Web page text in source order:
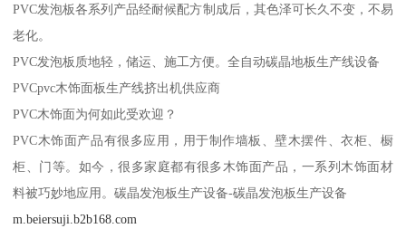
PVC发泡板各系列产品经耐候配方制成后，其色泽可长久不变，不易
老化。
PVC发泡板质地轻，储运、施工方便。全自动碳晶地板生产线设备
PVCpvc木饰面板生产线挤出机供应商
PVC木饰面为何如此受欢迎？
PVC木饰面产品有很多应用，用于制作墙板、壁木摆件、衣柜、橱
柜、门等。如今，很多家庭都有很多木饰面产品，一系列木饰面材
料被巧妙地应用。碳晶发泡板生产设备-碳晶发泡板生产设备
m.beiersuji.b2b168.com